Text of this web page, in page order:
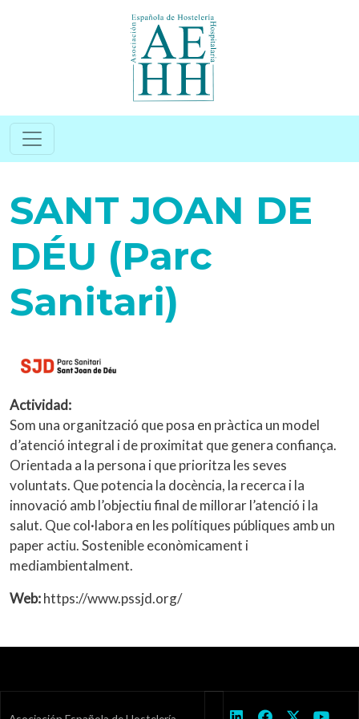
SANT JOAN DE
DÉU (Parc
Sanitari)
Actividad:
Som una organització que posa en pràctica un model
d’atenció integral i de proximitat que genera confiança.
Orientada a la persona i que prioritza les seves
voluntats. Que potencia la docència, la recerca i la
innovació amb l’objectiu final de millorar l’atenció i la
salut. Que col·labora en les polítiques públiques amb un
paper actiu. Sostenible econòmicament i
mediambientalment.
Web:https://www.pssjd.org/